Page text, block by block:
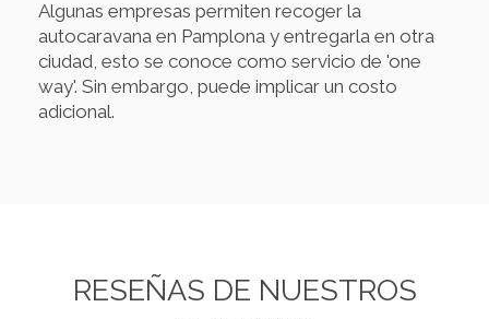
Algunas empresas permiten recoger la
autocaravana en Pamplona y entregarla en otra
ciudad, esto se conoce como servicio de 'one
way'. Sin embargo, puede implicar un costo
adicional.
RESEÑAS DE NUESTROS